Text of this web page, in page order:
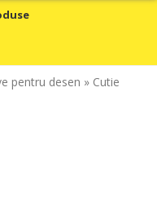
pentru desen » Cutie